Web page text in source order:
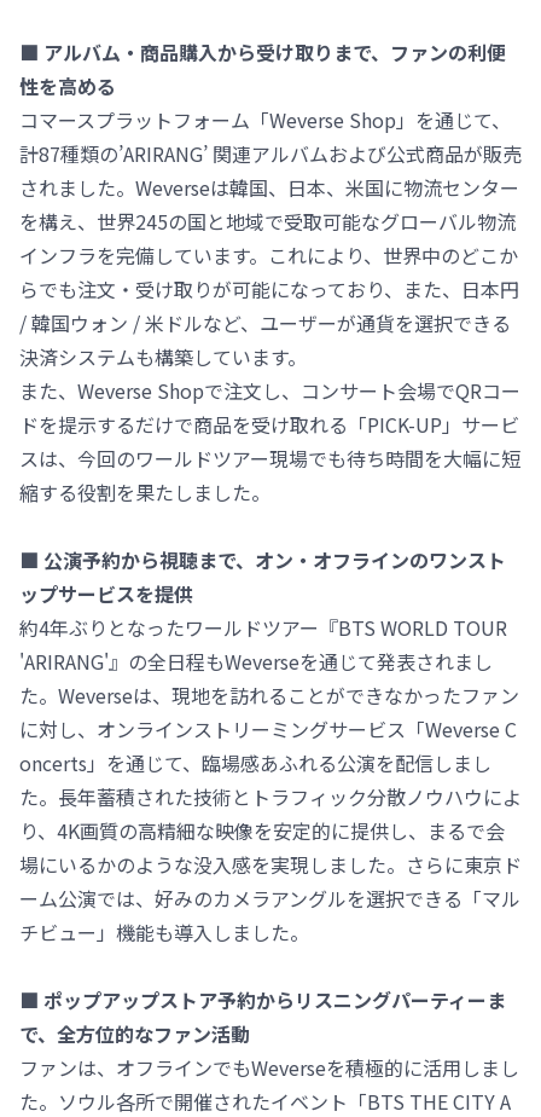
■ アルバム・商品購入から受け取りまで、ファンの利便
性を高める
コマースプラットフォーム「Weverse Shop」を通じて、
計87種類の’ARIRANG’ 関連アルバムおよび公式商品が販売
されました。Weverseは韓国、日本、米国に物流センター
を構え、世界245の国と地域で受取可能なグローバル物流
インフラを完備しています。これにより、世界中のどこか
らでも注文・受け取りが可能になっており、また、日本円
/ 韓国ウォン / 米ドルなど、ユーザーが通貨を選択できる
決済システムも構築しています。
また、Weverse Shopで注文し、コンサート会場でQRコー
ドを提示するだけで商品を受け取れる「PICK-UP」サービ
スは、今回のワールドツアー現場でも待ち時間を大幅に短
縮する役割を果たしました。
■ 公演予約から視聴まで、オン・オフラインのワンスト
ップサービスを提供
約4年ぶりとなったワールドツアー『BTS WORLD TOUR
'ARIRANG'』の全日程もWeverseを通じて発表されまし
た。Weverseは、現地を訪れることができなかったファン
に対し、オンラインストリーミングサービス「Weverse C
oncerts」を通じて、臨場感あふれる公演を配信しまし
た。長年蓄積された技術とトラフィック分散ノウハウによ
り、4K画質の高精細な映像を安定的に提供し、まるで会
場にいるかのような没入感を実現しました。さらに東京ド
ーム公演では、好みのカメラアングルを選択できる「マル
チビュー」機能も導入しました。
■ ポップアップストア予約からリスニングパーティーま
で、全方位的なファン活動
ファンは、オフラインでもWeverseを積極的に活用しまし
た。ソウル各所で開催されたイベント「BTS THE CITY A